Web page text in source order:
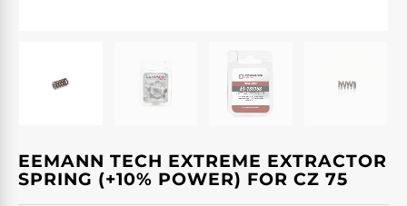
EEMANN TECH EXTREME EXTRACTOR
SPRING (+10% POWER) FOR CZ 75